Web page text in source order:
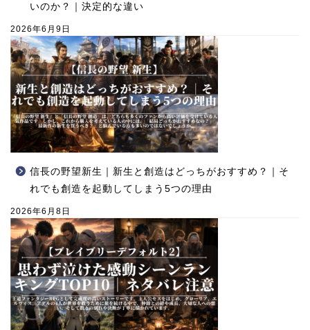
いのか？｜決定的な違い
2026年6月9日
信長の野望新生｜新生と創造はどっちがおすすめ？｜そ
れでも創造を起動してしまう5つの理由
2026年6月8日